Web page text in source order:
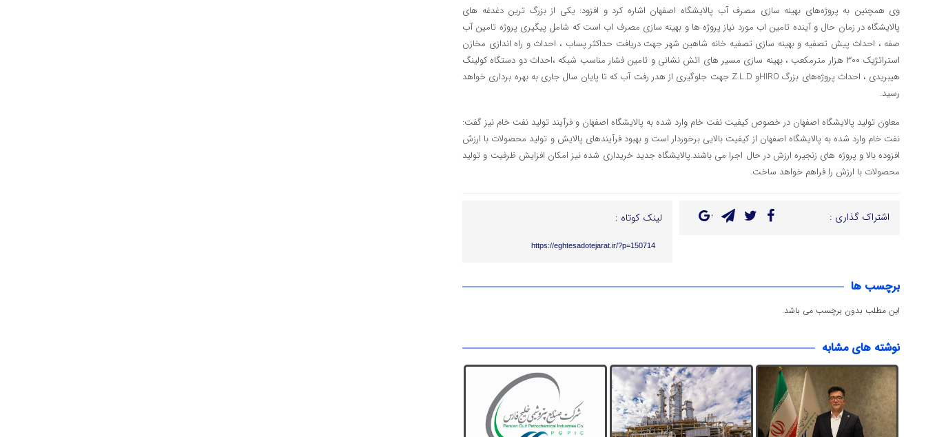
وی همچنین به پروژه‌های بهینه سازی مصرف آب پالایشگاه اصفهان اشاره کرد و افزود: یکی از بزرگ ترین دغدغه های
پالایشگاه در زمان حال و آینده تامین اب مورد نیاز پروژه ها و بهینه سازی مصرف اب است که شامل پیگیری پروژه تامین آب
صفه ، احداث پیش تصفیه و بهینه سازی تصفیه خانه شاهین شهر جهت دریافت حداکثر پساب ، احداث و راه اندازی مخازن
استراتژیک ۳۰۰ هزار مترمکعب ، بهینه سازی مسیر های اتش نشانی و تامین فشار مناسب شبکه ،احداث دو دستگاه کولینگ
هیبریدی ، احداث پروژه‌های بزرگ HIROو Z.L.D جهت جلوگیری از هدر رفت آب که تا پایان سال جاری به بهره ‌برداری خواهد
رسید.
معاون تولید پالایشگاه اصفهان در خصوص کیفیت نفت خام وارد شده به پالایشگاه اصفهان و فرآیند تولید نفت خام نیز گفت:
نفت خام وارد شده به پالایشگاه اصفهان از کیفیت بالایی برخوردار است و بهبود فرآیندهای پالایش و تولید محصولات با ارزش
افزوده بالا و پروژه های زنجیره ارزش در حال اجرا می باشند.پالایشگاه جدید خریداری شده نیز امکان افزایش ظرفیت و تولید
محصولات با ارزش را فراهم خواهد ساخت.
اشتراک گذاری : لینک کوتاه :
https://eghtesadotejarat.ir/?p=150714
برچسب ها
این مطلب بدون برچسب می باشد.
نوشته های مشابه